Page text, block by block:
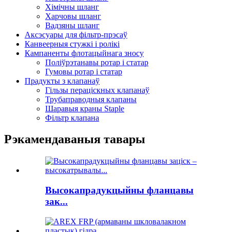
Хімічны шланг
Харчовы шланг
Вадзяны шланг
Аксэсуары для фільтр-прэсаў
Канвеерныя стужкі і ролікі
Кампаненты флотацыйнага зносу
Поліўрэтанавы ротар і статар
Гумовы ротар і статар
Прадукты з клапанаў
Гільзы пераціскных клапанаў
Трубаправодныя клапаны
Шаравыя краны Staple
Фільтр клапана
Рэкамендаваныя тавары
Высокапрадукцыйны фланцавы
зак...